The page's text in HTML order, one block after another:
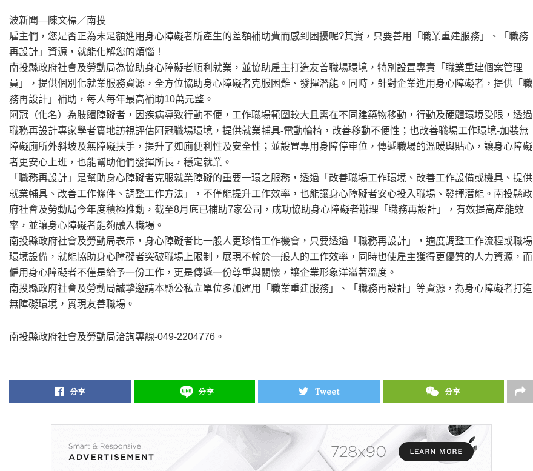
波新聞—陳文標／南投
雇主們，您是否正為未足額進用身心障礙者所產生的差額補助費而感到困擾呢?其實，只要善用「職業重建服務」、「職務
再設計」資源，就能化解您的煩惱！
南投縣政府社會及勞動局為協助身心障礙者順利就業，並協助雇主打造友善職場環境，特別設置專責「職業重建個案管理
員」，提供個別化就業服務資源，全方位協助身心障礙者克服困難、發揮潛能。同時，針對企業進用身心障礙者，提供「職
務再設計」補助，每人每年最高補助10萬元整。
阿冠（化名）為肢體障礙者，因疾病導致行動不便，工作職場範圍較大且需在不同建築物移動，行動及硬體環境受限，透過
職務再設計專家學者實地訪視評估阿冠職場環境，提供就業輔具-電動輪椅，改善移動不便性；也改善職場工作環境-加裝無
障礙廁所外斜坡及無障礙扶手，提升了如廁便利性及安全性；並設置專用身障停車位，傳遞職場的溫暖與貼心，讓身心障礙
者更安心上班，也能幫助他們發揮所長，穩定就業。
「職務再設計」是幫助身心障礙者克服就業障礙的重要一環之服務，透過「改善職場工作環境、改善工作設備或機具、提供
就業輔具、改善工作條件、調整工作方法」，不僅能提升工作效率，也能讓身心障礙者安心投入職場、發揮潛能。南投縣政
府社會及勞動局今年度積極推動，截至8月底已補助7家公司，成功協助身心障礙者辦理「職務再設計」，有效提高產能效
率，並讓身心障礙者能夠融入職場。
南投縣政府社會及勞動局表示，身心障礙者比一般人更珍惜工作機會，只要透過「職務再設計」，適度調整工作流程或職場
環境設備，就能協助身心障礙者突破職場上限制，展現不輸於一般人的工作效率，同時也使雇主獲得更優質的人力資源，而
僱用身心障礙者不僅是給予一份工作，更是傳遞一份尊重與關懷，讓企業形象洋溢著溫度。
南投縣政府社會及勞動局誠摯邀請本縣公私立單位多加運用「職業重建服務」、「職務再設計」等資源，為身心障礙者打造
無障礙環境，實現友善職場。
南投縣政府社會及勞動局洽詢專線-049-2204776。
分享 分享 Tweet 分享